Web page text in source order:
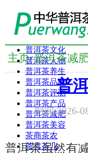
普洱茶文化
普洱茶人物
普洱茶养生
普洱茶品牌
普洱茶评测
普洱茶产品
普洱茶减肥
普洱茶美容
茶商茶农
茶具茶几
主页/ 普洱茶减
普
时间:2026-
普洱茶虽然有